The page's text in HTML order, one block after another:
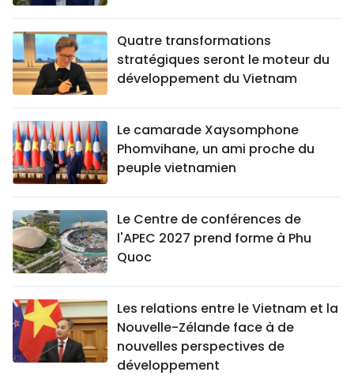
Quatre transformations
stratégiques seront le moteur du
développement du Vietnam
Le camarade Xaysomphone
Phomvihane, un ami proche du
peuple vietnamien
Le Centre de conférences de
l'APEC 2027 prend forme à Phu
Quoc
Les relations entre le Vietnam et la
Nouvelle-Zélande face à de
nouvelles perspectives de
développement